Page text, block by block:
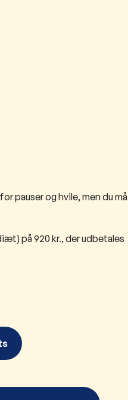
pauser og hvile, men du må
på 920 kr., der udbetales